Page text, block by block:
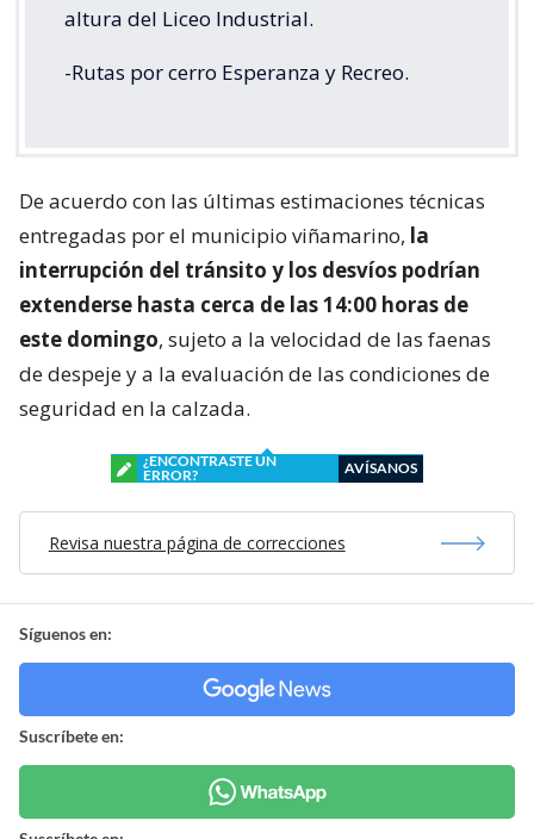
altura del Liceo Industrial.
-Rutas por cerro Esperanza y Recreo.
De acuerdo con las últimas estimaciones técnicas
entregadas por el municipio viñamarino, la
interrupción del tránsito y los desvíos podrían
extenderse hasta cerca de las 14:00 horas de
este domingo, sujeto a la velocidad de las faenas
de despeje y a la evaluación de las condiciones de
seguridad en la calzada.
¿ENCONTRASTE UN
ERROR?
AVÍSANOS
Revisa nuestra página de correcciones
Síguenos en:
Suscríbete en: